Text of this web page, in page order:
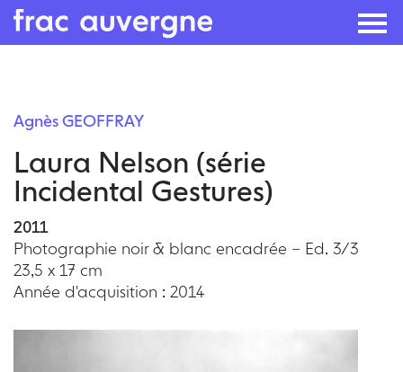
content
Agnès GEOFFRAY
Laura Nelson (série
Incidental Gestures)
2011
Photographie noir & blanc encadrée – Ed. 3/3
23,5 x 17 cm
Année d'acquisition : 2014